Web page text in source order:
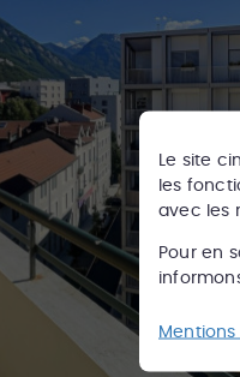
Le site
les
avec les
Pour en